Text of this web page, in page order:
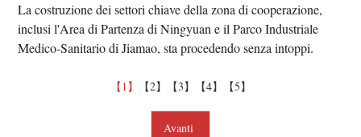
La costruzione dei settori chiave della zona di cooperazione,
inclusi l'Area di Partenza di Ningyuan e il Parco Industriale
Medico-Sanitario di Jiamao, sta procedendo senza intoppi.
【1】 【2】 【3】 【4】 【5】
Avanti